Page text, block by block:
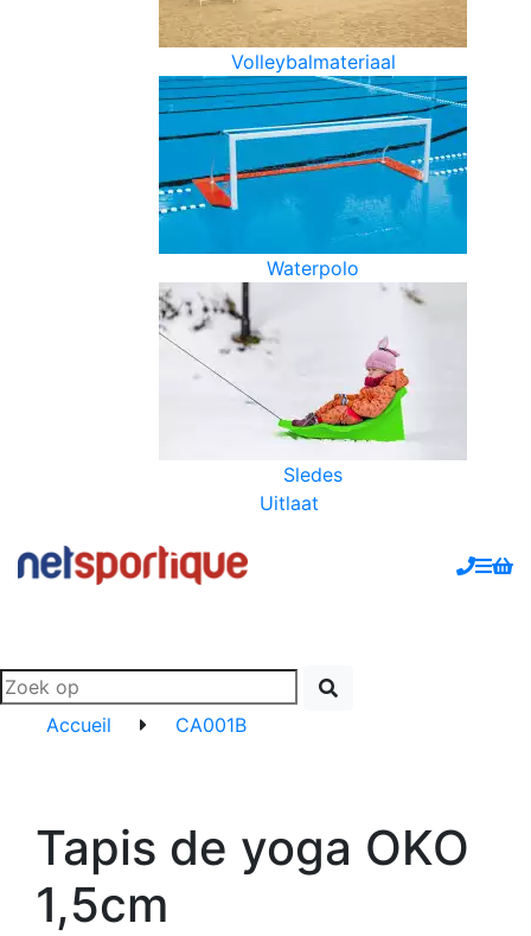
Volleybalmateriaal
Waterpolo
Sledes
Uitlaat
Accueil CA001B
Tapis de yoga OKO
1,5cm